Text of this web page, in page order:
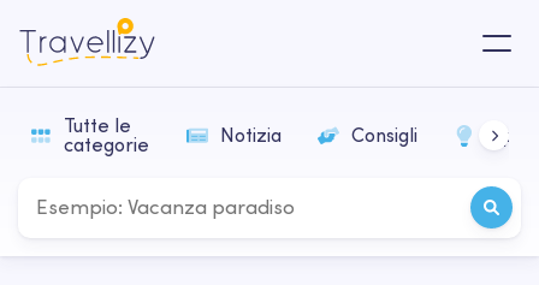
Tutte le
categorie
Notizia Consigli